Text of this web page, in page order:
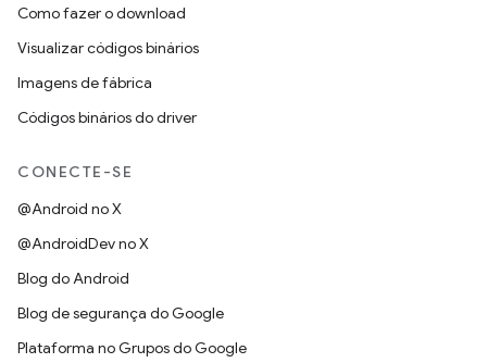
Como fazer o download
Visualizar códigos binários
Imagens de fábrica
Códigos binários do driver
CONECTE-SE
@Android no X
@AndroidDev no X
Blog do Android
Blog de segurança do Google
Plataforma no Grupos do Google